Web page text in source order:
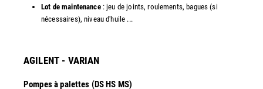
Lot de maintenance: jeu de joints, roulements, bagues (si
nécessaires), niveau d'huile ...​
AGILENT - VARIAN
Pompes à palettes (DS HS MS)